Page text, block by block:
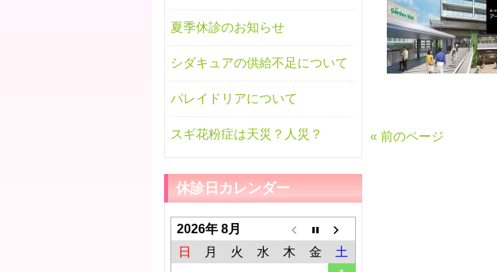
« 前のページ
夏季休診のお知らせ
シダキュアの供給不足について
パレイドリアについて
スギ花粉症は天災？人災？
休診日カレンダー
2026年 8月
日
月 火 水 木 金
土